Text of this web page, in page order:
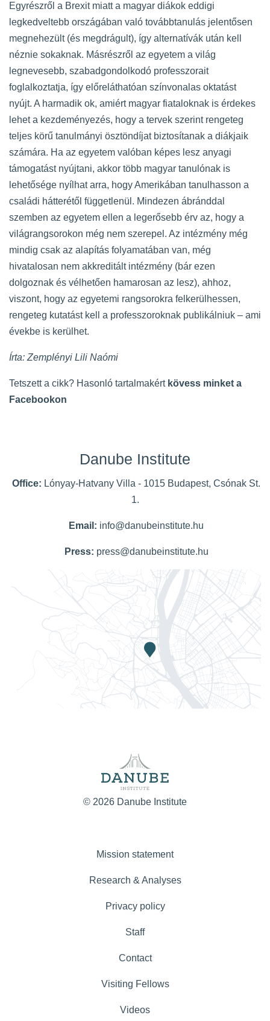
Egyrészről a Brexit miatt a magyar diákok eddigi
legkedveltebb országában való továbbtanulás jelentősen
megnehezült (és megdrágult), így alternatívák után kell
néznie sokaknak. Másrészről az egyetem a világ
legnevesebb, szabadgondolkodó professzorait
foglalkoztatja, így előreláthatóan színvonalas oktatást
nyújt. A harmadik ok, amiért magyar fiataloknak is érdekes
lehet a kezdeményezés, hogy a tervek szerint rengeteg
teljes körű tanulmányi ösztöndíjat biztosítanak a diákjaik
számára. Ha az egyetem valóban képes lesz anyagi
támogatást nyújtani, akkor több magyar tanulónak is
lehetősége nyílhat arra, hogy Amerikában tanulhasson a
családi hátterétől függetlenül. Mindezen ábránddal
szemben az egyetem ellen a legerősebb érv az, hogy a
világrangsorokon még nem szerepel. Az intézmény még
mindig csak az alapítás folyamatában van, még
hivatalosan nem akkreditált intézmény (bár ezen
dolgoznak és vélhetően hamarosan az lesz), ahhoz,
viszont, hogy az egyetemi rangsorokra felkerülhessen,
rengeteg kutatást kell a professzoroknak publikálniuk – ami
évekbe is kerülhet.
Írta: Zemplényi Lili Naómi
Tetszett a cikk? Hasonló tartalmakért kövess minket a
Facebookon
Danube Institute
Office: Lónyay-Hatvany Villa - 1015 Budapest, Csónak St.
1.
Email: info@danubeinstitute.hu
Press: press@danubeinstitute.hu
© 2026 Danube Institute
Mission statement
Research & Analyses
Privacy policy
Staff
Contact
Visiting Fellows
Videos